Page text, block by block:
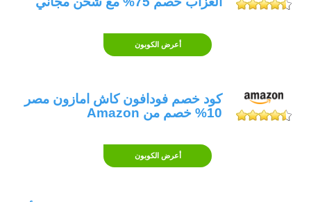
أمازون مصر.أعرض الكوبون
كود خصم فودافون كاش امازون مصر
10% خصم من Amazon
أعرض الكوبون